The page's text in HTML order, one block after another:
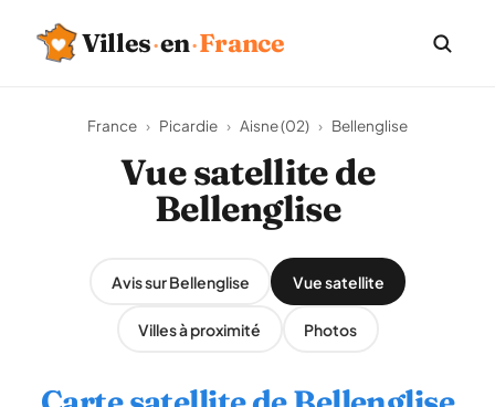
Villes·en·France
France › Picardie › Aisne (02) › Bellenglise
Vue satellite de
Bellenglise
Avis sur Bellenglise Vue satellite
Villes à proximité Photos